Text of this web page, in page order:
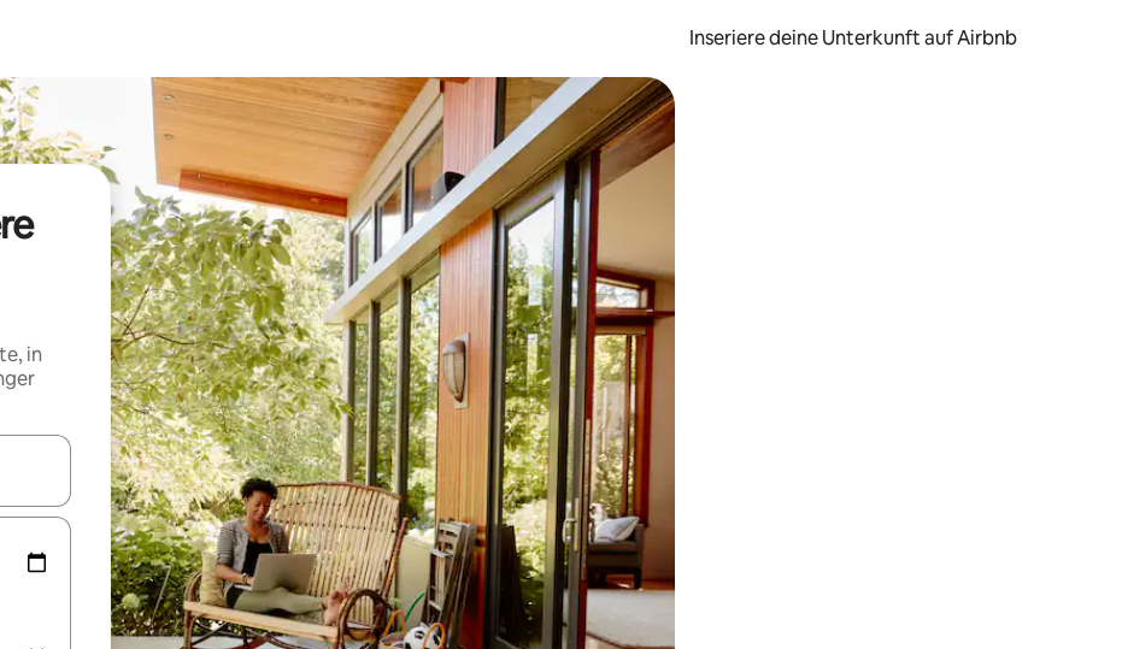
Inseriere deine Unterkunft auf Airbnb
in
den Pfeiltasten nach oben und unten oder erkunde die Ergebnisse durch Berühren oder Wischgesten.